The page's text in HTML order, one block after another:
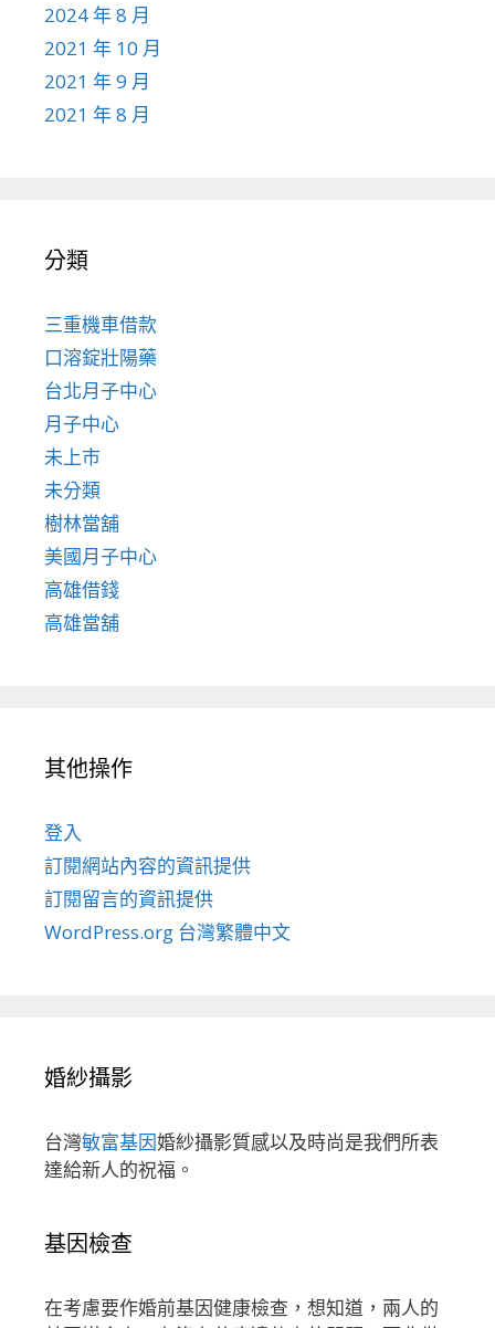
2024 年 8 月
2021 年 10 月
2021 年 9 月
2021 年 8 月
分類
三重機車借款
口溶錠壯陽藥
台北月子中心
月子中心
未上市
未分類
樹林當舖
美國月子中心
高雄借錢
高雄當舖
其他操作
登入
訂閱網站內容的資訊提供
訂閱留言的資訊提供
WordPress.org 台灣繁體中文
婚紗攝影
台灣敏富基因婚紗攝影質感以及時尚是我們所表
達給新人的祝福。
基因檢查
在考慮要作婚前基因健康檢查，想知道，兩人的